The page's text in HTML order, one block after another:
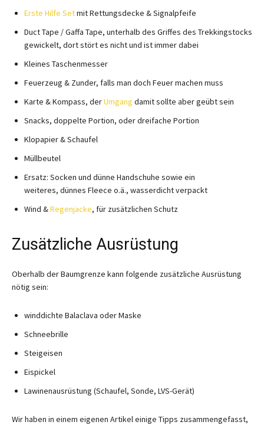
Erste Hilfe Setmit Rettungsdecke & Signalpfeife
Duct Tape / Gaffa Tape, unterhalb des Griffes des Trekkingstocks
gewickelt, dort stört es nicht und ist immer dabei
Kleines Taschenmesser
Feuerzeug & Zunder, falls man doch Feuer machen muss
Karte & Kompass, derUmgang damit sollte aber geübt sein
Snacks, doppelte Portion, oder dreifache Portion
Klopapier & Schaufel
Müllbeutel
Ersatz: Socken und dünne Handschuhe sowie ein
weiteres, dünnes Fleece o.ä., wasserdicht verpackt
Wind &Regenjacke, für zusätzlichen Schutz
Zusätzliche Ausrüstung
Oberhalb der Baumgrenze kann folgende zusätzliche Ausrüstung
nötig sein:
winddichte Balaclava oder Maske
Schneebrille
Steigeisen
Eispickel
Lawinenausrüstung (Schaufel, Sonde, LVS-Gerät)
Wir haben in einem eigenen Artikel einige Tipps zusammengefasst,